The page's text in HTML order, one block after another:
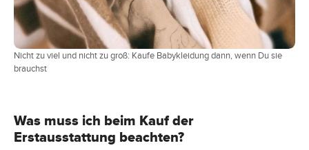
Nicht zu viel und nicht zu groß: Kaufe Babykleidung dann, wenn Du sie
brauchst
Was muss ich beim Kauf der
Erstausstattung beachten?